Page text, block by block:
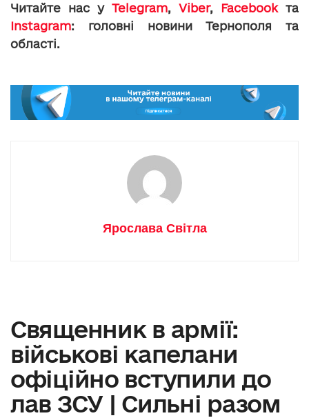
Читайте нас у Telegram, Viber, Facebookта
Instagram: головні новини Тернополя та
області.
Ярослава Світла
Священник в армії:
військові капелани
офіційно вступили до
лав ЗСУ | Сильні разом